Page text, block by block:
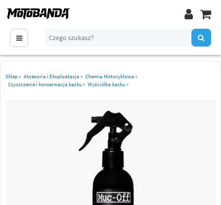
Sklep» Akcesoria i Eksploatacja » Chemia Motocyklowa »
Czyszczenie i konserwacja kasku » Wyściółka kasku »